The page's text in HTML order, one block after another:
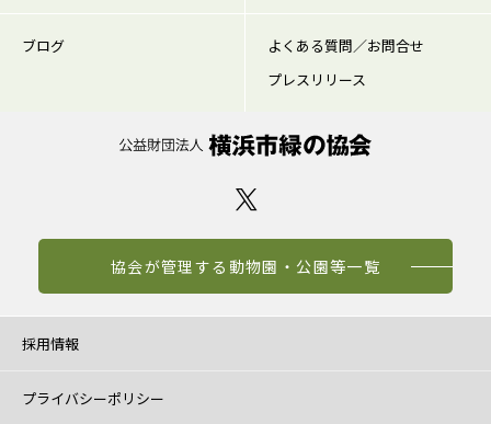
ブログ
よくある質問／お問合せ
プレスリリース
協会が管理する動物園・公園等一覧
採用情報
プライバシーポリシー